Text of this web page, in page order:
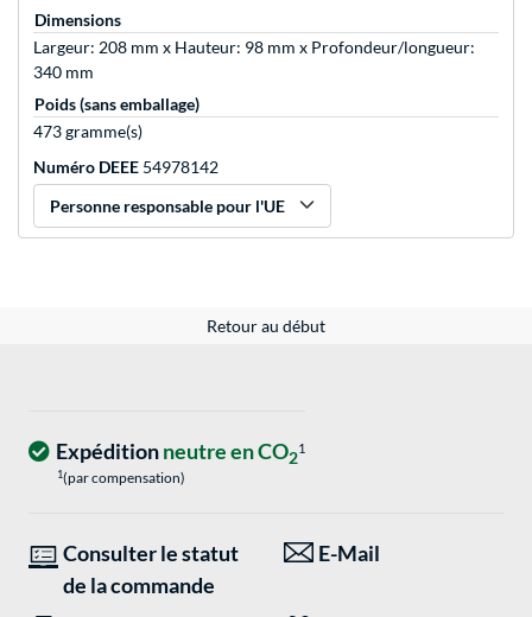
Dimensions
Largeur: 208 mm x Hauteur: 98 mm x Profondeur/longueur:
340 mm
Poids (sans emballage)
473 gramme(s)
Numéro DEEE 54978142
Personne responsable pour l'UE
Retour au début
Expéditionneutre en CO21
1(par compensation)
Consulter le statut
de la commande
E-Mail